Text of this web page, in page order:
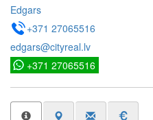
Edgars
+371 27065516
edgars@cityreal.lv
+371 27065516